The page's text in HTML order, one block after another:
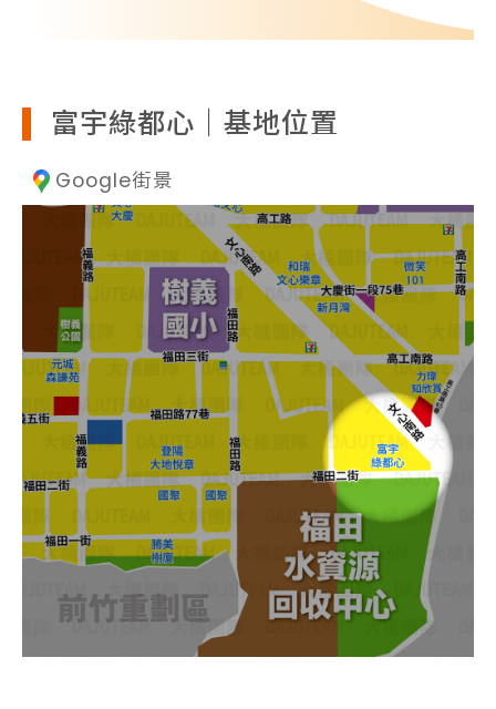
富宇綠都心｜基地位置
Google街景